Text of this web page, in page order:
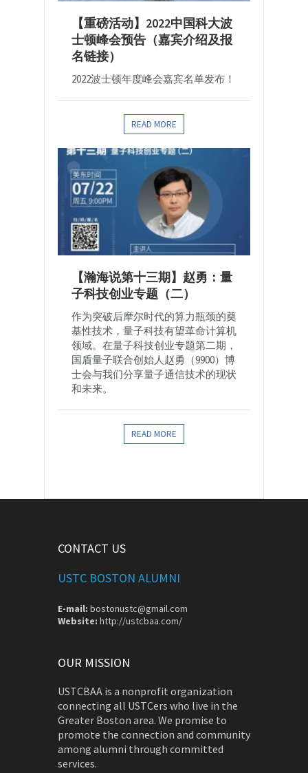
【重磅活动】2022中国科大波
士顿峰会预告（嘉宾介绍及报
名链接）
2022波士顿年度峰会嘉宾名单发布！
READ MORE
【瀚海说第十三期】赵勇：量
子科技创业专题（二）
作为突破后摩尔时代的算力瓶颈的奠
基性技术，量子科技有望革命计算机
领域。在量子科技创业专题第二期，
国盾量子联合创始人赵勇（9900）博
士会与我们分享量子通信技术的现状
和未来。
READ MORE
CONTACT US
USTC BOSTON ALUMNI
E-mail: bostonustc@gmail.com
Website: http://ustcbaa.com/
OUR MISSION
USTCBAA is a nonprofit organization
connecting all USTCers who live in the
Greater Boston area. We promise to
promote the connection and community
among alumni through committed
services.